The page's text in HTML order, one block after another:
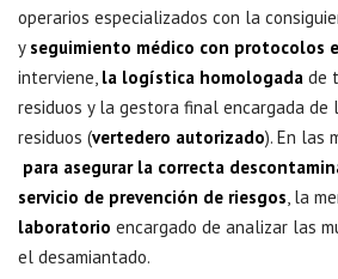
operarios especializados con la
y seguimiento médico con protocolos
interviene, la logística homologada de
residuos y la gestora final encargada de
residuos (vertedero autorizado). En las
para asegurar la correcta
servicio de prevención de riesgos , la
laboratorio encargado de analizar las
el desamiantado.